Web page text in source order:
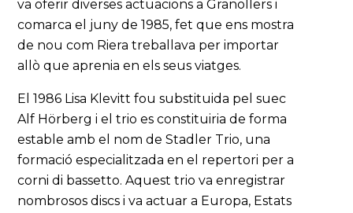
va oferir diverses actuacions a Granollers i
comarca el juny de 1985, fet que ens mostra
de nou com Riera treballava per importar
allò que aprenia en els seus viatges.
El 1986 Lisa Klevitt fou substituida pel suec
Alf Hörberg i el trio es constituiria de forma
estable amb el nom de Stadler Trio, una
formació especialitzada en el repertori per a
corni di bassetto. Aquest trio va enregistrar
nombrosos discs i va actuar a Europa, Estats